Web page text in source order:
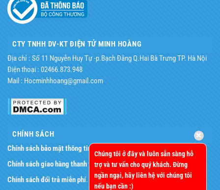
CTY TNHH DV-KT ĐIỆN TỬ MINH HOÀNG
Địa chỉ : Số 11 Nguyễn Huy Tự -p.Bạch Đằng Q.Hai Bà Trưng TP. Hà Nội
Điện thoại : 02466.873.948
Mail : Hocminhhoang@gmail.com
CHÍNH SÁCH
Chính sách bảo mật thông tin
Chính sách giao hàng thanh toán.
Chính sách đổi trả miễn phí.
Chúng tôi ở đây và luôn sẵn sàng hỗ
trợ và tư vấn cho quý khách. Đừng
ngần ngại, hãy liên hệ với chúng tôi
nếu bạn cần :)